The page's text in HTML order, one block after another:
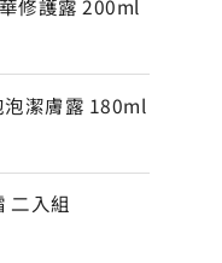
修護露 200ml
潔膚露 180ml
二入組